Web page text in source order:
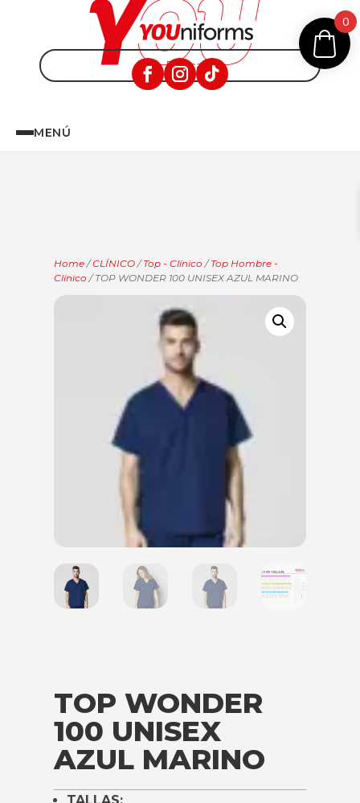
MENÚ
Home /CLÍNICO /Top - Clínico /Top Hombre -
Clínico / TOP WONDER 100 UNISEX AZUL MARINO
TOP WONDER
100 UNISEX
AZUL MARINO
0